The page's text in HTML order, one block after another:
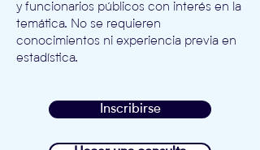
y funcionarios públicos con interés en la
temática. No se requieren
conocimientos ni experiencia previa en
estadística.
Inscribirse